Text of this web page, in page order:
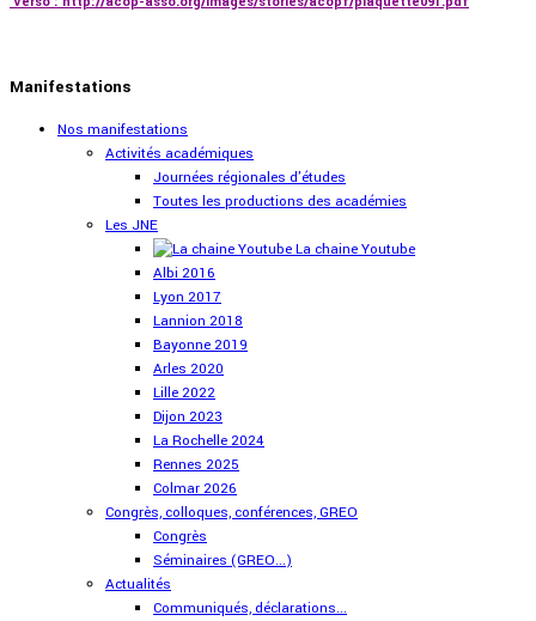
Manifestations
Nos manifestations
Activités académiques
Journées régionales d'études
Toutes les productions des académies
Les JNE
La chaine Youtube
Albi 2016
Lyon 2017
Lannion 2018
Bayonne 2019
Arles 2020
Lille 2022
Dijon 2023
La Rochelle 2024
Rennes 2025
Colmar 2026
Congrès, colloques, conférences, GREO
Congrès
Séminaires (GREO...)
Actualités
Communiqués, déclarations...